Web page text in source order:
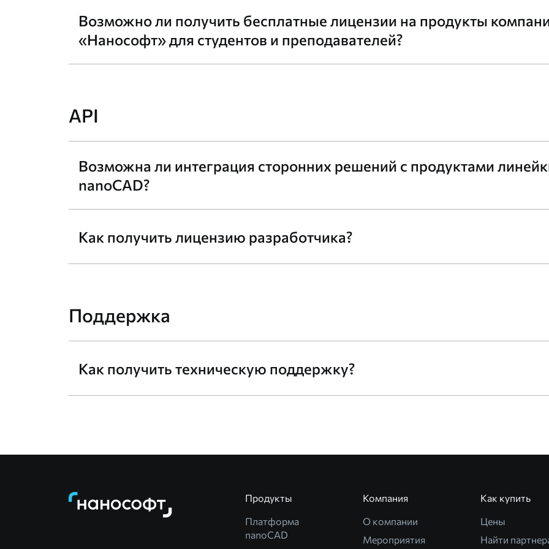
Возможно ли получить бесплатные лицензии на продукты
«Нанософт» для студентов и преподавателей?
API
Возможна ли интеграция сторонних решений с продуктами
nanoCAD?
Как получить лицензию разработчика?
Поддержка
Как получить техническую поддержку?
Продукты
Платформа
nanoCAD
Компания
О компании
Мероприятия
Как купить
Цены
Найти